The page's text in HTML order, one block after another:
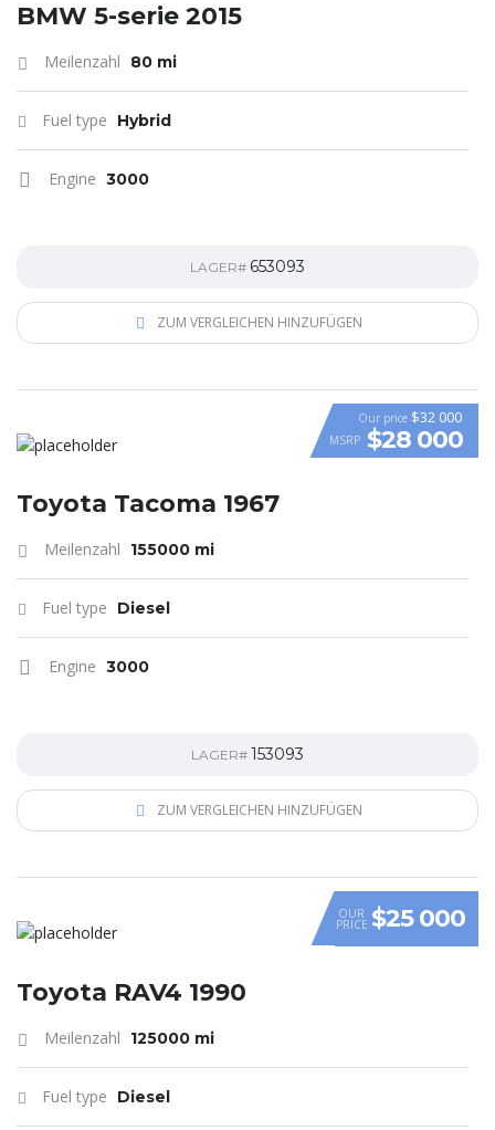
BMW 5-serie 2015
Meilenzahl 80 mi
Fuel type Hybrid
Engine 3000
LAGER# 653093
ZUM VERGLEICHEN HINZUFÜGEN
Our price $32 000
MSRP $28 000
Toyota Tacoma 1967
Meilenzahl 155000 mi
Fuel type Diesel
Engine 3000
LAGER# 153093
ZUM VERGLEICHEN HINZUFÜGEN
OUR
PRICE $25 000
Toyota RAV4 1990
Meilenzahl 125000 mi
Fuel type Diesel